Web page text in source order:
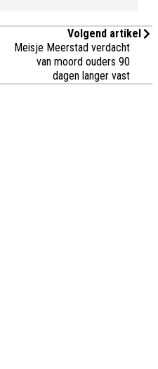
Volgend artikel
Meisje Meerstad verdacht
van moord ouders 90
dagen langer vast